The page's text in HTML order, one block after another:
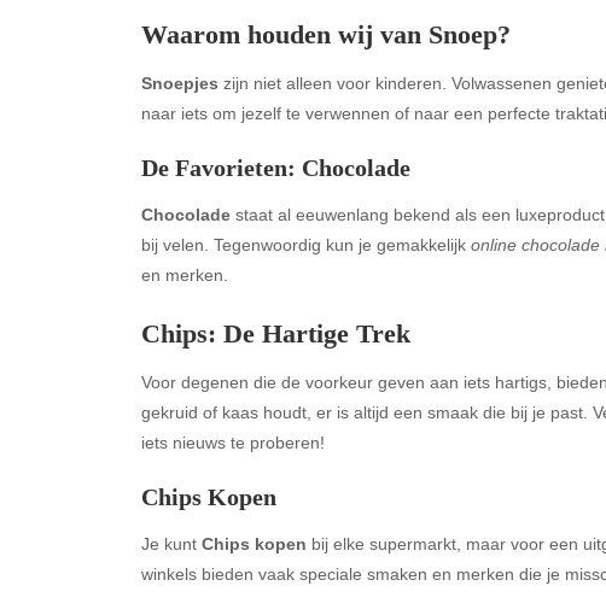
Waarom houden wij van Snoep?
Snoepjes zijn niet alleen voor kinderen. Volwassenen
naar iets om jezelf te verwennen of naar een perfecte
De Favorieten: Chocolade
Chocolade staat al eeuwenlang bekend als een
bij velen. Tegenwoordig kun je gemakkelijk online chocolade
en merken.
Chips: De Hartige Trek
Voor degenen die de voorkeur geven aan iets hartigs, bieden
gekruid of kaas houdt, er is altijd een smaak die bij je past.
iets nieuws te proberen!
Chips Kopen
Je kunt Chips kopen bij elke supermarkt, maar voor een
winkels bieden vaak speciale smaken en merken die je